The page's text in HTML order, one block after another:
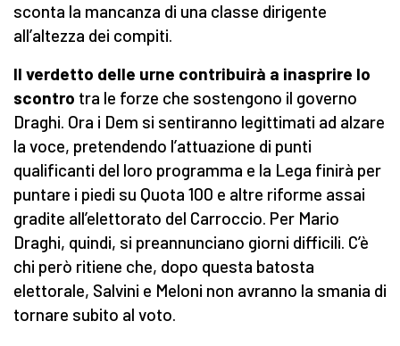
sconta la mancanza di una classe dirigente
all’altezza dei compiti.
Il verdetto delle urne contribuirà a inasprire lo
scontro tra le forze che sostengono il governo
Draghi. Ora i Dem si sentiranno legittimati ad alzare
la voce, pretendendo l’attuazione di punti
qualificanti del loro programma e la Lega finirà per
puntare i piedi su Quota 100 e altre riforme assai
gradite all’elettorato del Carroccio. Per Mario
Draghi, quindi, si preannunciano giorni difficili. C’è
chi però ritiene che, dopo questa batosta
elettorale, Salvini e Meloni non avranno la smania di
tornare subito al voto.